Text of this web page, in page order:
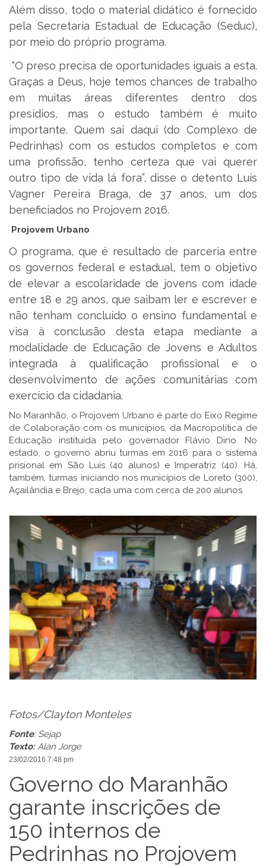
Além disso, todo o material didático é fornecido
pela Secretaria Estadual de Educação (Seduc),
por meio do próprio programa.
“O preso precisa de oportunidades iguais a esta.
Graças a Deus, hoje temos chances de trabalho
em muitas áreas diferentes dentro dos
presídios, mas o estudo também é muito
importante. Quem sai daqui (do Complexo de
Pedrinhas) com os estudos completos e com
uma profissão, tenho certeza que vai querer
outro tipo de vida lá fora”, disse o detento Luís
Vagner Pereira Braga, de 37 anos, um dos
beneficiados no Projovem 2016.
Projovem Urbano
O programa, que é resultado de parceria entre
os governos federal e estadual, tem o objetivo
de elevar a escolaridade de jovens com idade
entre 18 e 29 anos, que saibam ler e escrever e
não tenham concluído o ensino fundamental e
visa à conclusão desta etapa mediante a
modalidade de Educação de Jovens e Adultos
integrada à qualificação profissional e o
desenvolvimento de ações comunitárias com
exercício da cidadania.
No Maranhão, o Projovem Urbano é parte do Eixo Regime
de Colaboração com os municípios, da Macropolítica de
Educação instituída pelo governador Flávio Dino. No
estado, o governo abriu turmas em 2016 para o sistema
prisional em São Luís (40 alunos) e Imperatriz (40). Há,
também, turmas iniciando nos municípios de Loreto (300),
Açailândia e Brejo, cada uma com cerca de 200 alunos.
Fotos/Clayton Monteles
Fonte: Sejap
Texto:Alan Jorge
23/02/2016 7:48 pm
Governo do Maranhão
garante inscrições de
150 internos de
Pedrinhas no Projovem